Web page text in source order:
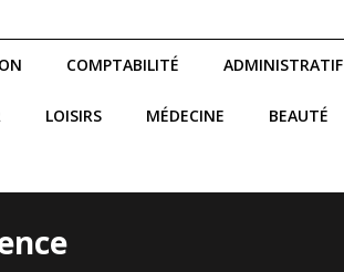
COMPTABILITÉ ADMINISTRATIF
LOISIRS MÉDECINE BEAUTÉ